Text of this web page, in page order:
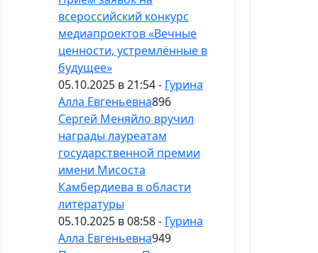
всероссийский конкурс
медиапроектов «Вечные
ценности, устремлённые в
будущее»
05.10.2025 в 21:54 - Гурина
Алла Евгеньевна896
Сергей Меняйло вручил
награды лауреатам
государственной премии
имени Мисоста
Камбердиева в области
литературы
05.10.2025 в 08:58 - Гурина
Алла Евгеньевна949